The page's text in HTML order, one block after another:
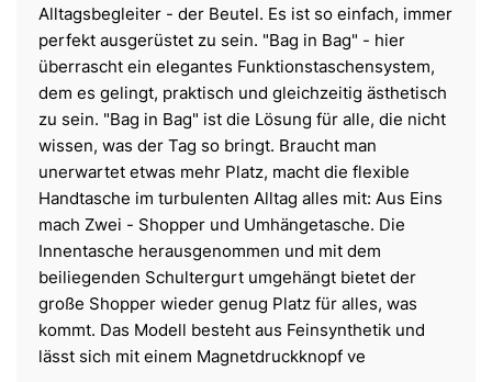
Alltagsbegleiter - der Beutel. Es ist so einfach, immer
perfekt ausgerüstet zu sein. "Bag in Bag" - hier
überrascht ein elegantes Funktionstaschensystem,
dem es gelingt, praktisch und gleichzeitig ästhetisch
zu sein. "Bag in Bag" ist die Lösung für alle, die nicht
wissen, was der Tag so bringt. Braucht man
unerwartet etwas mehr Platz, macht die flexible
Handtasche im turbulenten Alltag alles mit: Aus Eins
mach Zwei - Shopper und Umhängetasche. Die
Innentasche herausgenommen und mit dem
beiliegenden Schultergurt umgehängt bietet der
große Shopper wieder genug Platz für alles, was
kommt. Das Modell besteht aus Feinsynthetik und
lässt sich mit einem Magnetdruckknopf ve